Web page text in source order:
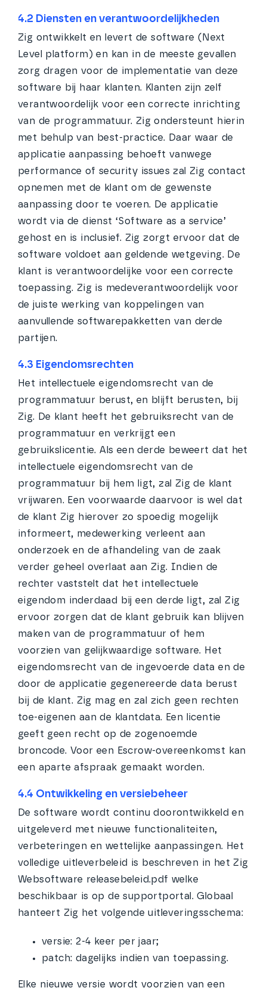
4.2 Diensten en verantwoordelijkheden
Zig ontwikkelt en levert de software (Next
Level platform) en kan in de meeste gevallen
zorg dragen voor de implementatie van deze
software bij haar klanten. Klanten zijn zelf
verantwoordelijk voor een correcte inrichting
van de programmatuur. Zig ondersteunt hierin
met behulp van best-practice. Daar waar de
applicatie aanpassing behoeft vanwege
performance of security issues zal Zig contact
opnemen met de klant om de gewenste
aanpassing door te voeren. De applicatie
wordt via de dienst ‘Software as a service’
gehost en is inclusief. Zig zorgt ervoor dat de
software voldoet aan geldende wetgeving. De
klant is verantwoordelijke voor een correcte
toepassing. Zig is medeverantwoordelijk voor
de juiste werking van koppelingen van
aanvullende softwarepakketten van derde
partijen.
4.3 Eigendomsrechten
Het intellectuele eigendomsrecht van de
programmatuur berust, en blijft berusten, bij
Zig. De klant heeft het gebruiksrecht van de
programmatuur en verkrijgt een
gebruikslicentie. Als een derde beweert dat het
intellectuele eigendomsrecht van de
programmatuur bij hem ligt, zal Zig de klant
vrijwaren. Een voorwaarde daarvoor is wel dat
de klant Zig hierover zo spoedig mogelijk
informeert, medewerking verleent aan
onderzoek en de afhandeling van de zaak
verder geheel overlaat aan Zig. Indien de
rechter vaststelt dat het intellectuele
eigendom inderdaad bij een derde ligt, zal Zig
ervoor zorgen dat de klant gebruik kan blijven
maken van de programmatuur of hem
voorzien van gelijkwaardige software. Het
eigendomsrecht van de ingevoerde data en de
door de applicatie gegenereerde data berust
bij de klant. Zig mag en zal zich geen rechten
toe-eigenen aan de klantdata. Een licentie
geeft geen recht op de zogenoemde
broncode. Voor een Escrow-overeenkomst kan
een aparte afspraak gemaakt worden.
4.4 Ontwikkeling en versiebeheer
De software wordt continu doorontwikkeld en
uitgeleverd met nieuwe functionaliteiten,
verbeteringen en wettelijke aanpassingen. Het
volledige uitleverbeleid is beschreven in het Zig
Websoftware releasebeleid.pdf welke
beschikbaar is op de supportportal. Globaal
hanteert Zig het volgende uitleveringsschema:
versie: 2-4 keer per jaar;
patch: dagelijks indien van toepassing.
Elke nieuwe versie wordt voorzien van een